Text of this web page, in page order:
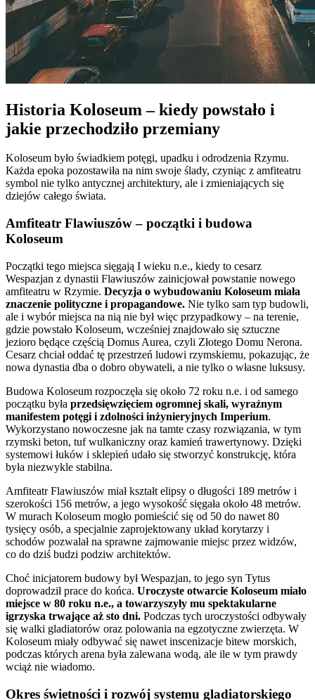
Historia Koloseum–kiedy powstało i
jakie przechodziło przemiany
Koloseum było świadkiem potęgi, upadku i odrodzenia Rzymu.
Każda epoka pozostawiła na nim swoje ślady, czyniąc z amfiteatru
symbol nie tylko antycznej architektury, ale i zmieniających się
dziejów całego świata.
Amfiteatr Flawiuszów – początki i budowa
Koloseum
Początki tego miejsca sięgają I wieku n.e., kiedy to cesarz
Wespazjan z dynastii Flawiuszów zainicjował powstanie nowego
amfiteatru w Rzymie. Decyzja o wybudowaniu Koloseum miała
znaczenie polityczne i propagandowe. Nie tylko sam typ budowli,
ale i wybór miejsca na nią nie był więc przypadkowy – na terenie,
gdzie powstało Koloseum, wcześniej znajdowało się sztuczne
jezioro będące częścią Domus Aurea, czyli Złotego Domu Nerona.
Cesarz chciał oddać tę przestrzeń ludowi rzymskiemu, pokazując, że
nowa dynastia dba o dobro obywateli, a nie tylko o własne luksusy.
Budowa Koloseum rozpoczęła się około 72 roku n.e. i od samego
początku była przedsięwzięciem ogromnej skali, wyraźnym
manifestem potęgi i zdolności inżynieryjnych Imperium.
Wykorzystano nowoczesne jak na tamte czasy rozwiązania, w tym
rzymski beton, tuf wulkaniczny oraz kamień trawertynowy. Dzięki
systemowi łuków i sklepień udało się stworzyć konstrukcję, która
była niezwykle stabilna.
Amfiteatr Flawiuszów miał kształt elipsy o długości 189 metrów i
szerokości 156 metrów, a jego wysokość sięgała około 48 metrów.
W murach Koloseum mogło pomieścić się od 50 do nawet 80
tysięcy osób, a specjalnie zaprojektowany układ korytarzy i
schodów pozwalał na sprawne zajmowanie miejsc przez widzów,
co do dziś budzi podziw architektów.
Choć inicjatorem budowy był Wespazjan, to jego syn Tytus
doprowadził prace do końca. Uroczyste otwarcie Koloseum miało
miejsce w 80 roku n.e., a towarzyszyły mu spektakularne
igrzyska trwające aż sto dni. Podczas tych uroczystości odbywały
się walki gladiatorów oraz polowania na egzotyczne zwierzęta. W
Koloseum miały odbywać się nawet inscenizacje bitew morskich,
podczas których arena była zalewana wodą, ale ile w tym prawdy
wciąż nie wiadomo.
Okres świetności i rozwój systemu gladiatorskiego